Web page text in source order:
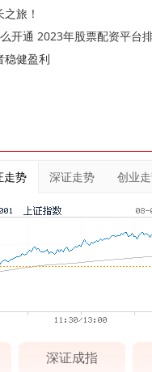
旅！
开通 2023年股票配资平台
稳健盈利
走势 深证走势 创业
深证成指